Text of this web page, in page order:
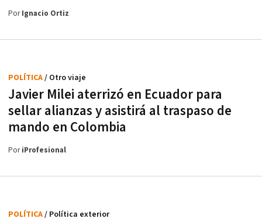
PorIgnacio Ortiz
Javier Milei aterrizó en Ecuador para
sellar alianzas y asistirá al traspaso de
mando en Colombia
POLÍTICA/ Otro viaje
PoriProfesional
POLÍTICA/ Política exterior